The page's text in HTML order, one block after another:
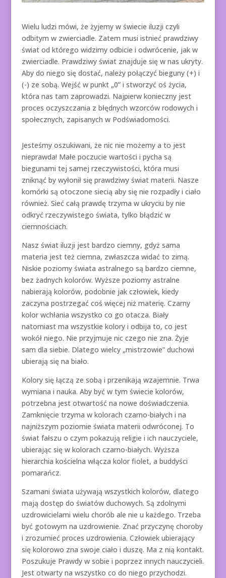
Wielu ludzi mówi, że żyjemy w świecie iluzji czyli
odbitym w zwierciadle. Zatem musi istnieć prawdziwy
świat od którego widzimy odbicie i odwrócenie, jak w
zwierciadle. Prawdziwy świat znajduje się w nas ukryty.
Aby do niego się dostać, należy połączyć bieguny (+) i
(-) ze sobą. Wejść w punkt „0” i stworzyć oś życia,
która nas tam zaprowadzi. Najpierw konieczny jest
proces oczyszczania z błędnych wzorców rodowych i
społecznych, zapisanych w Podświadomości.
Jesteśmy oszukiwani, że nic nie możemy a to jest
nieprawda! Małe poczucie wartości i pycha są
biegunami tej samej rzeczywistości, która musi
zniknąć by wyłonił się prawdziwy świat materii. Nasze
komórki są otoczone siecią aby się nie rozpadły i ciało
również. Sieć całą prawdę trzyma w ukryciu by nie
odkryć rzeczywistego świata, tylko błądzić w
ciemnościach.
Nasz świat iluzji jest bardzo ciemny, gdyż sama
materia jest też ciemna, zwłaszcza widać to zimą.
Niskie poziomy świata astralnego są bardzo ciemne,
bez żadnych kolorów. Wyższe poziomy astralne
nabierają kolorów, podobnie jak człowiek, kiedy
zaczyna postrzegać coś więcej niż materię. Czarny
kolor wchłania wszystko co go otacza. Biały
natomiast ma wszystkie kolory i odbija to, co jest
wokół niego. Nie przyjmuje nic czego nie zna. Żyje
sam dla siebie. Dlatego wielcy „mistrzowie” duchowi
ubierają się na biało.
Kolory się łączą ze sobą i przenikają wzajemnie. Trwa
wymiana i nauka. Aby być w tym świecie kolorów,
potrzebna jest otwartość na nowe doświadczenia.
Zamknięcie trzyma w kolorach czarno-białych i na
najniższym poziomie świata materii odwróconej. To
świat fałszu o czym pokazują religie i ich nauczyciele,
ubierając się w kolorach czarno-białych. Wyższa
hierarchia kościelna włącza kolor fiolet, a buddyści
pomarańcz.
Szamani świata używają wszystkich kolorów, dlatego
mają dostęp do światów duchowych. Są zdolnymi
uzdrowicielami wielu chorób ale nie u każdego. Trzeba
być gotowym na uzdrowienie. Znać przyczynę choroby
i zrozumieć proces uzdrowienia. Człowiek ubierający
się kolorowo zna swoje ciało i duszę. Ma z nią kontakt.
Poszukuje Prawdy w sobie i poprzez innych nauczycieli.
Jest otwarty na wszystko co do niego przychodzi.